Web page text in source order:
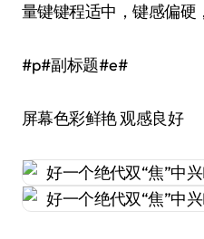
量键键程适中，键感偏硬
#p#副标题#e#
屏幕色彩鲜艳 观感良好